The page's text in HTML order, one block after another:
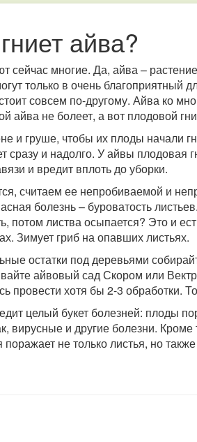
айва?
сейчас многие. Да, айва –
только в очень благоприятный
совсем по-другому. Айва ко
айва не болеет, а вот плодовой
и груше, чтобы их плоды начали
сразу и надолго. У айвы плодовая
и вредит вплоть до уборки.
считаем ее непробиваемой и
болезнь – буроватость
потом листва осыпается? Это и
Зимует гриб на опавших листьях.
остатки под деревьями
айвовый сад Скором или
провести хотя бы 2-3 обработки.
целый букет болезней: плоды
вирусные и другие болезни. Кроме
поражает не только листья, но